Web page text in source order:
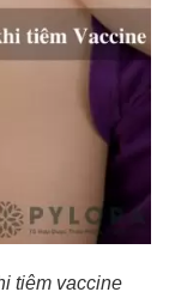
tiêm vaccine